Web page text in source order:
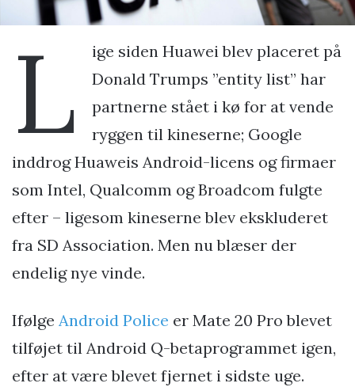
L
ige siden Huawei blev placeret på
Donald Trumps ”entity list” har
partnerne stået i kø for at vende
ryggen til kineserne; Google
inddrog Huaweis Android-licens og firmaer
som Intel, Qualcomm og Broadcom fulgte
efter – ligesom kineserne blev ekskluderet
fra SD Association. Men nu blæser der
endelig nye vinde.
Ifølge Android Police er Mate 20 Pro blevet
tilføjet til Android Q-betaprogrammet igen,
efter at være blevet fjernet i sidste uge.